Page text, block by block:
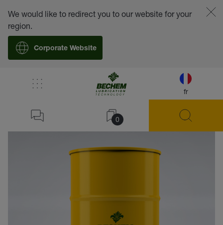
fr
0
We would like to redirect you to our website for your
region.
Corporate Website